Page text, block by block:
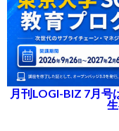
月刊LOGI-BIZ 7月号